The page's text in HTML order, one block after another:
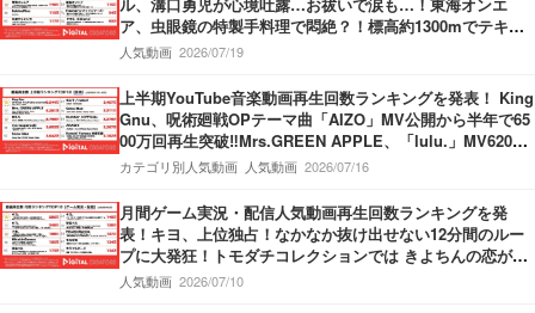
ア、虫眼鏡の特製手料理で悶絶？！標高約1300mでテキー
ラがぶ飲み…果たしてどちらが酔うのか？！
人気動画 2026/07/19
上半期YouTube音楽動画再生回数ランキングを発表！ King
Gnu、呪術廻戦OPテーマ曲「AIZO」MV公開から半年で65
00万回再生突破‼Mrs.GREEN APPLE、「lulu.」MV6200
万回再生突破‼M!LK、「爆裂愛してる」第3位獲得‼
カテゴリ別人気動画 人気動画 2026/07/16
月間ゲーム実況・配信人気動画再生回数ランキングを発
表！キヨ、上位独占！なかなか抜け出せない12分間のルー
プに大発狂！トモダチコレクションでは きよちんの恋が動
き出す！盲目少女をぬいぐるみを使って救うホラーゲーム
人気動画 2026/07/10